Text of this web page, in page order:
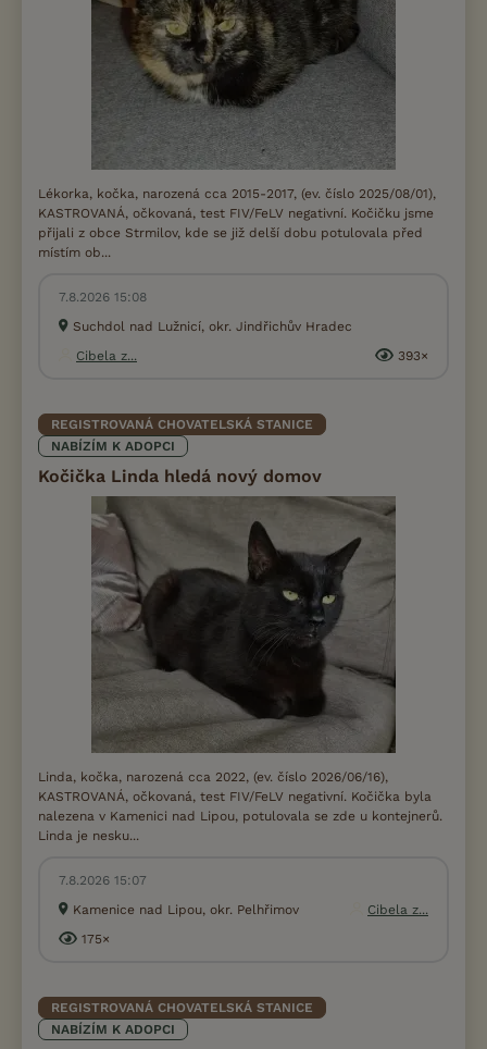
Lékorka, kočka, narozená cca 2015-2017, (ev. číslo 2025/08/01),
KASTROVANÁ, očkovaná, test FIV/FeLV negativní. Kočičku jsme
přijali z obce Strmilov, kde se již delší dobu potulovala před
místím ob...
7.8.2026 15:08
Suchdol nad Lužnicí, okr. Jindřichův Hradec
Cibela z...
393×
REGISTROVANÁ CHOVATELSKÁ STANICE
NABÍZÍM K ADOPCI
Kočička Linda hledá nový domov
Linda, kočka, narozená cca 2022, (ev. číslo 2026/06/16),
KASTROVANÁ, očkovaná, test FIV/FeLV negativní. Kočička byla
nalezena v Kamenici nad Lipou, potulovala se zde u kontejnerů.
Linda je nesku...
7.8.2026 15:07
Kamenice nad Lipou, okr. Pelhřimov
Cibela z...
175×
REGISTROVANÁ CHOVATELSKÁ STANICE
NABÍZÍM K ADOPCI